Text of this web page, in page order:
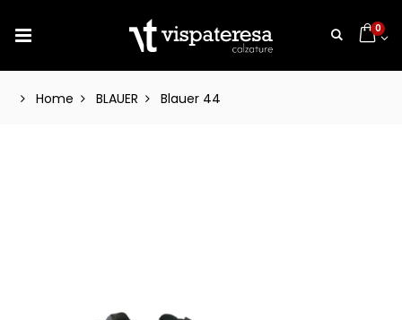
0
Home BLAUER Blauer 44